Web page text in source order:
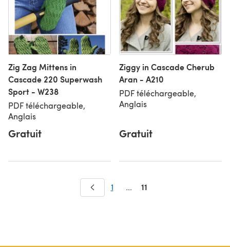
Zig Zag Mittens in
Cascade 220 Superwash
Sport - W238
PDF téléchargeable,
Anglais
Gratuit
Ziggy in Cascade Cherub
Aran - A210
PDF téléchargeable,
Anglais
Gratuit
1 ... 11